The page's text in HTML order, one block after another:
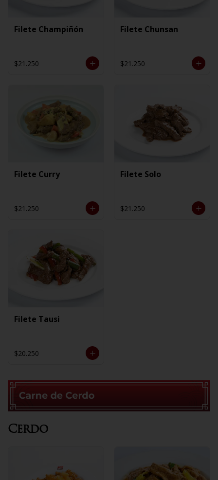
Filete Champiñón
$21.250
Filete Chunsan
$21.250
Filete Curry
$21.250
Filete Solo
$21.250
Filete Tausi
$20.250
Cerdo